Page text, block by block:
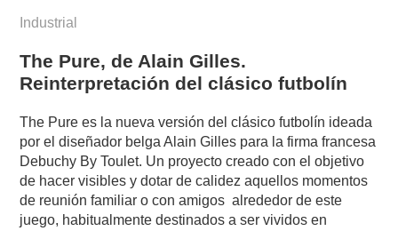
Industrial
The Pure, de Alain Gilles.
Reinterpretación del clásico futbolín
The Pure es la nueva versión del clásico futbolín ideada
por el diseñador belga Alain Gilles para la firma francesa
Debuchy By Toulet. Un proyecto creado con el objetivo
de hacer visibles y dotar de calidez aquellos momentos
de reunión familiar o con amigos alrededor de este
juego, habitualmente destinados a ser vividos en